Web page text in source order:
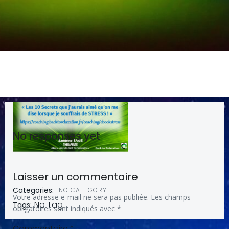
Categories: NO CATEGORY
Tags: No Tag
No responses yet
Laisser un commentaire
Votre adresse e-mail ne sera pas publiée. Les champs
obligatoires sont indiqués avec *